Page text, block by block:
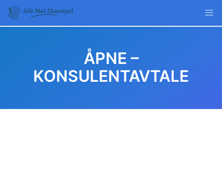
Skip
content
ÅPNE –
KONSULENTAVTALE